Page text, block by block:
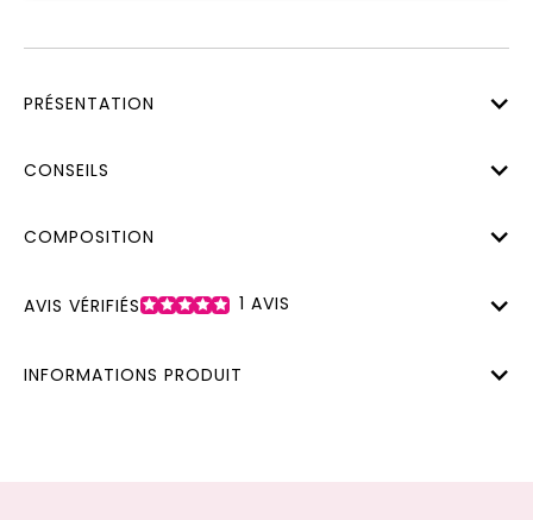
PRÉSENTATION
CONSEILS
COMPOSITION
AVIS VÉRIFIÉS 1 AVIS
INFORMATIONS PRODUIT